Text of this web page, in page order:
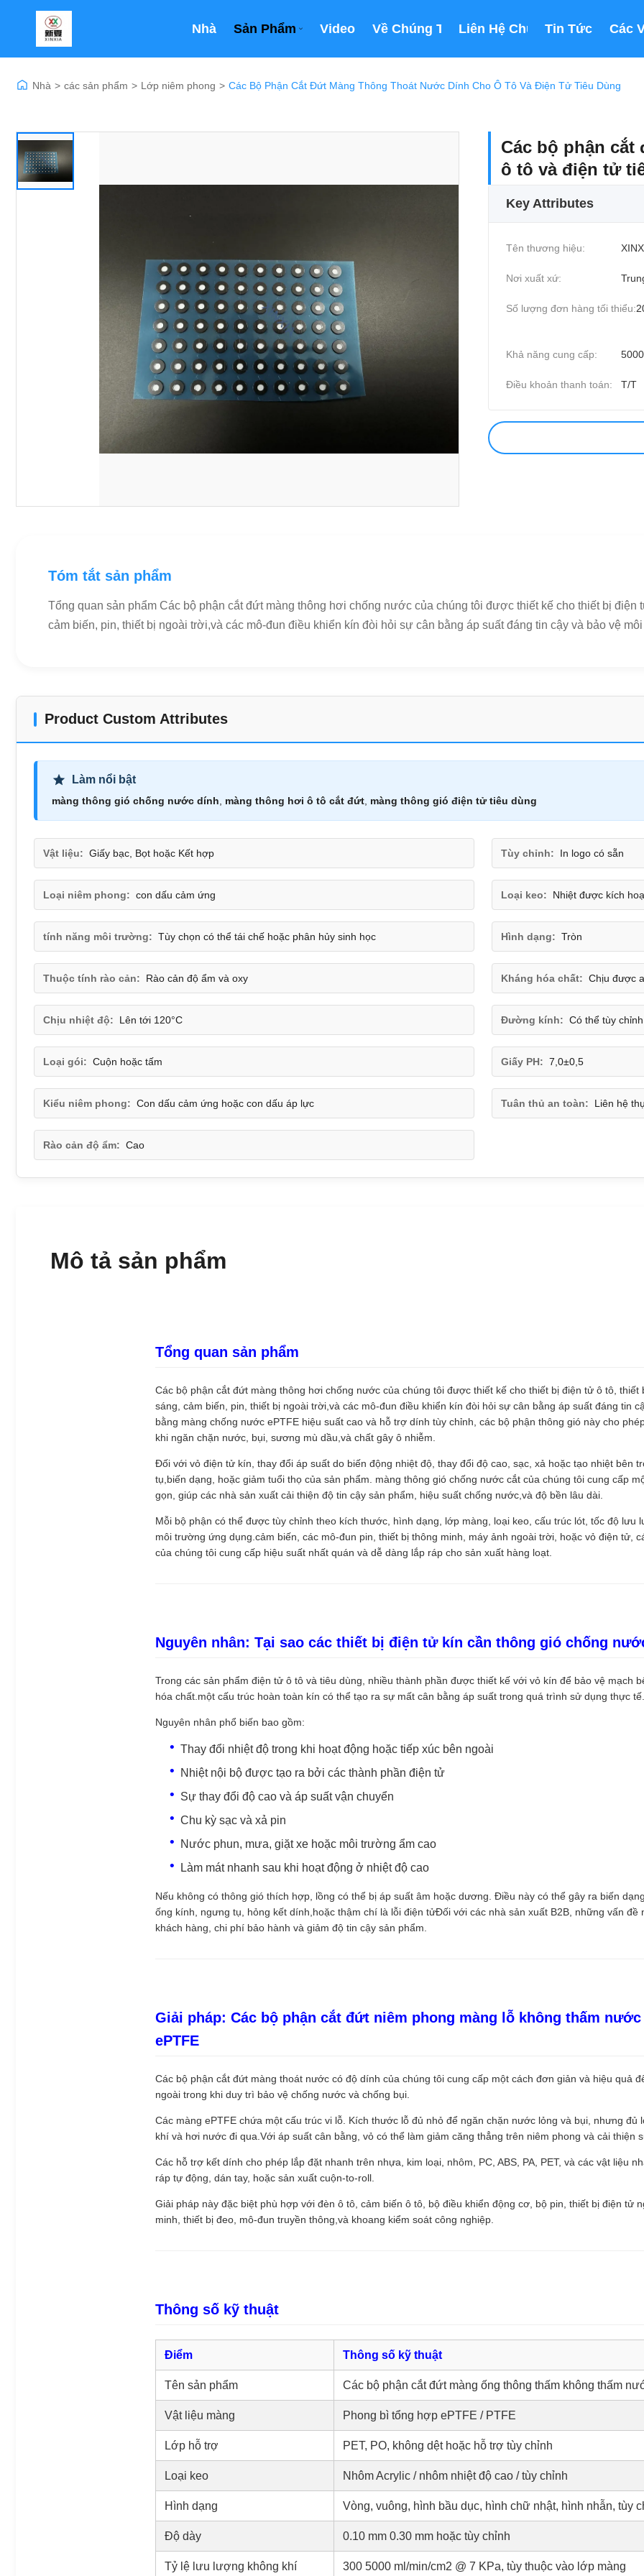
Nhà Sản Phẩm Video Về Chúng Tôi Liên Hệ Chúng Tôi
Tin Tức Các
Nhà > các sản phẩm > Lớp niêm phong > Các Bộ Phận Cắt Đứt Màng Thông Thoát Nước Dính Cho Ô Tô Và Điện Tử Tiêu Dùng
Các bộ phận
ô tô và điện tử
Key Attributes
Tên thương hiệu:
Nơi xuất xứ:
Số lượng đơn hàng tối thiểu:
Khả năng cung cấp:
Điều khoản thanh toán: T/T
Tóm tắt sản phẩm
Tổng quan sản phẩm Các bộ phận cắt đứt màng thông hơi chống nước của chúng tôi được thiết kế cho thiết bị điện
cảm biến, pin, thiết bị ngoài trời,và các mô-đun điều khiển kín đòi hỏi sự cân bằng áp suất đáng tin cậy và bảo vệ
Product Custom Attributes
Làm nổi bật
màng thông gió chống nước dính màng thông hơi ô tô cắt đứt màng thông gió điện tử tiêu dùng
Vật liệu: Giấy bạc, Bọt hoặc Kết hợp Tùy chỉnh: In logo có sẵn
Loại niêm phong: con dấu cảm ứng Loại keo: Nhiệt được kích
tính năng môi trường: Tùy chọn có thể tái chế hoặc phân hủy sinh học Hình dạng: Tròn
Thuộc tính rào cản: Rào cản độ ẩm và oxy Kháng hóa chất: Chịu được
Chịu nhiệt độ: Lên tới 120°C Đường kính: Có thể tùy
Loại gói: Cuộn hoặc tấm Giấy PH: 7,0±0,5
Kiểu niêm phong: Con dấu cảm ứng hoặc con dấu áp lực Tuân thủ an toàn: Liên hệ
Rào cản độ ẩm: Cao
Mô tả sản phẩm
Tổng quan sản phẩm
Các bộ phận cắt đứt màng thông hơi chống nước của chúng tôi được thiết kế cho thiết bị điện tử ô tô,
sáng, cảm biến, pin, thiết bị ngoài trời,và các mô-đun điều khiển kín đòi hỏi sự cân bằng áp suất đáng tin
bằng màng chống nước ePTFE hiệu suất cao và hỗ trợ dính tùy chỉnh, các bộ phận thông gió này cho
khi ngăn chặn nước, bụi, sương mù dầu,và chất gây ô nhiễm.
Đối với vỏ điện tử kín, thay đổi áp suất do biến động nhiệt độ, thay đổi độ cao, sạc, xả hoặc tạo nhiệt bên
tụ,biến dạng, hoặc giảm tuổi thọ của sản phẩm. màng thông gió chống nước cắt của chúng tôi cung cấp
gọn, giúp các nhà sản xuất cải thiện độ tin cậy sản phẩm, hiệu suất chống nước,và độ bền lâu dài.
Mỗi bộ phận có thể được tùy chỉnh theo kích thước, hình dạng, lớp màng, loại keo, cấu trúc lót, tốc độ lưu
môi trường ứng dụng.cảm biến, các mô-đun pin, thiết bị thông minh, máy ảnh ngoài trời, hoặc vỏ điện tử,
của chúng tôi cung cấp hiệu suất nhất quán và dễ dàng lắp ráp cho sản xuất hàng loạt.
Nguyên nhân: Tại sao các thiết bị điện tử kín cần thông gió chống
Trong các sản phẩm điện tử ô tô và tiêu dùng, nhiều thành phần được thiết kế với vỏ kín để bảo vệ mạch
hóa chất.một cấu trúc hoàn toàn kín có thể tạo ra sự mất cân bằng áp suất trong quá trình sử dụng thực tế.
Nguyên nhân phổ biến bao gồm:
Thay đổi nhiệt độ trong khi hoạt động hoặc tiếp xúc bên ngoài
Nhiệt nội bộ được tạo ra bởi các thành phần điện tử
Sự thay đổi độ cao và áp suất vận chuyển
Chu kỳ sạc và xả pin
Nước phun, mưa, giặt xe hoặc môi trường ẩm cao
Làm mát nhanh sau khi hoạt động ở nhiệt độ cao
Nếu không có thông gió thích hợp, lồng có thể bị áp suất âm hoặc dương. Điều này có thể gây ra biến
ống kính, ngưng tụ, hỏng kết dính,hoặc thậm chí là lỗi điện tửĐối với các nhà sản xuất B2B, những vấn đề
khách hàng, chi phí bảo hành và giảm độ tin cậy sản phẩm.
Giải pháp: Các bộ phận cắt đứt niêm phong màng lỗ không thấm
ePTFE
Các bộ phận cắt đứt màng thoát nước có độ dính của chúng tôi cung cấp một cách đơn giản và hiệu quả
ngoài trong khi duy trì bảo vệ chống nước và chống bụi.
Các màng ePTFE chứa một cấu trúc vi lỗ. Kích thước lỗ đủ nhỏ để ngăn chặn nước lỏng và bụi, nhưng đủ
khí và hơi nước đi qua.Với áp suất cân bằng, vỏ có thể làm giảm căng thẳng trên niêm phong và cải thiện
Các hỗ trợ kết dính cho phép lắp đặt nhanh trên nhựa, kim loại, nhôm, PC, ABS, PA, PET, và các vật liệu
ráp tự động, dán tay, hoặc sản xuất cuộn-to-roll.
Giải pháp này đặc biệt phù hợp với đèn ô tô, cảm biến ô tô, bộ điều khiển động cơ, bộ pin, thiết bị điện tử
minh, thiết bị đeo, mô-đun truyền thông,và khoang kiểm soát công nghiệp.
Thông số kỹ thuật
Điểm Thông số kỹ thuật
Tên sản phẩm Các bộ phận cắt đứt màng ống thông thấm không thấm
Vật liệu màng Phong bì tổng hợp ePTFE / PTFE
Lớp hỗ trợ PET, PO, không dệt hoặc hỗ trợ tùy chỉnh
Loại keo Nhôm Acrylic / nhôm nhiệt độ cao / tùy chỉnh
Hình dạng Vòng, vuông, hình bầu dục, hình chữ nhật, hình nhẫn, tùy
Độ dày 0.10 mm 0.30 mm hoặc tùy chỉnh
Tỷ lệ lưu lượng không khí 300 5000 ml/min/cm2 @ 7 KPa, tùy thuộc vào lớp màng